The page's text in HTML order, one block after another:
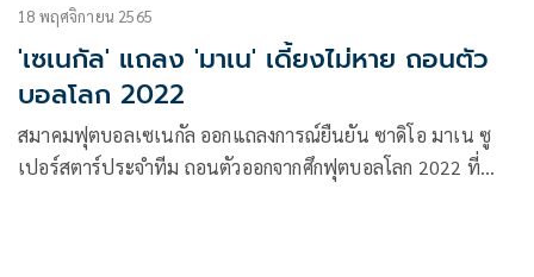
18 พฤศจิกายน 2565
'เซเนกัล' แถลง 'มาเน' เดี้ยงไม่หาย ถอนตัว
บอลโลก 2022
สมาคมฟุตบอลเซเนกัล ออกแถลงการณ์ยืนยัน ซาดิโอ มาเน ซู
เปอร์สตาร์ประจำทีม ถอนตัวออกจากศึกฟุตบอลโลก 2022 ที่